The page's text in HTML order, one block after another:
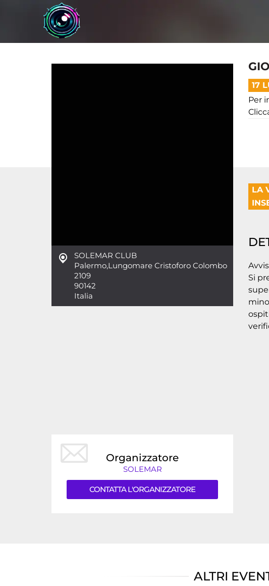
SOLEMAR CLUB
Palermo,Lungomare Cristoforo Colombo
2109
90142
Italia
Organizzatore
SOLEMAR
CONTATTA L'ORGANIZZATORE
17
Per
LA
Si
ALTRI